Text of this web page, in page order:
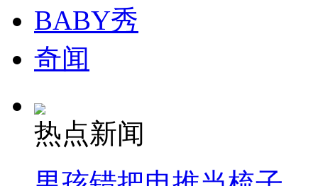
司机酒驾遇交警 急速倒车逃窜
BABY秀
奇闻
热点新闻